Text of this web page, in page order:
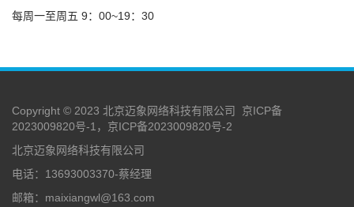
每周一至周五 9：00~19：30
Copyright © 2023 北京迈象网络科技有限公司
京ICP备
2023009820号-1，京ICP备2023009820号-2
北京迈象网络科技有限公司
电话：13693003370-蔡经理
邮箱：maixiangwl@163.com